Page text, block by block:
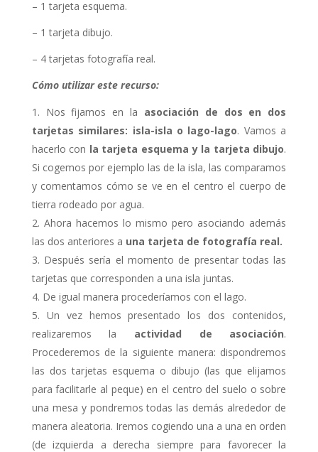
– 1 tarjeta esquema.
– 1 tarjeta dibujo.
– 4 tarjetas fotografía real.
Cómo utilizar este recurso:
Nos fijamos en la asociación de dos en dos
tarjetas similares: isla-isla o lago-lago. Vamos a
hacerlo con la tarjeta esquema y la tarjeta dibujo.
Si cogemos por ejemplo las de la isla, las comparamos
y comentamos cómo se ve en el centro el cuerpo de
tierra rodeado por agua.
Ahora hacemos lo mismo pero asociando además
las dos anteriores a una tarjeta de fotografía real.
Después sería el momento de presentar todas las
tarjetas que corresponden a una isla juntas.
De igual manera procederíamos con el lago.
Un vez hemos presentado los dos contenidos,
realizaremos la actividad de asociación.
Procederemos de la siguiente manera: dispondremos
las dos tarjetas esquema o dibujo (las que elijamos
para facilitarle al peque) en el centro del suelo o sobre
una mesa y pondremos todas las demás alrededor de
manera aleatoria. Iremos cogiendo una a una en orden
(de izquierda a derecha siempre para favorecer la